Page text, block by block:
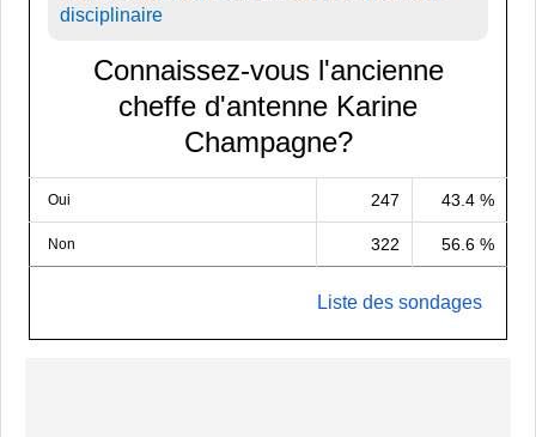
disciplinaire
Connaissez-vous l'ancienne
cheffe d'antenne Karine
Champagne?
Oui 247 43.4 %
Non 322 56.6 %
Liste des sondages